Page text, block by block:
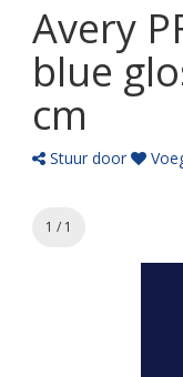
Avery
blue
cm
Stuur door
1 / 1